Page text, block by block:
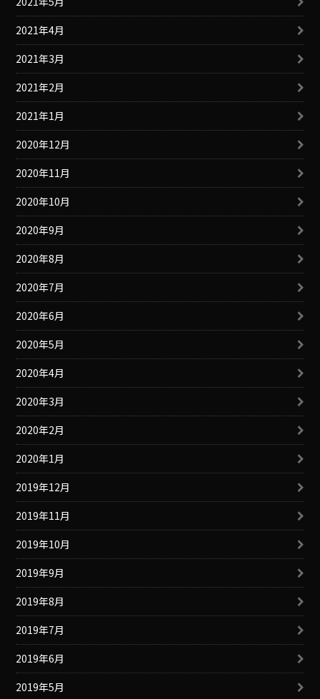
2021年4月
2021年3月
2021年2月
2021年1月
2020年12月
2020年11月
2020年10月
2020年9月
2020年8月
2020年7月
2020年6月
2020年5月
2020年4月
2020年3月
2020年2月
2020年1月
2019年12月
2019年11月
2019年10月
2019年9月
2019年8月
2019年7月
2019年6月
2019年5月